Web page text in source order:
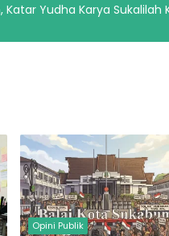
Katar Yudha Karya
Opini Publik